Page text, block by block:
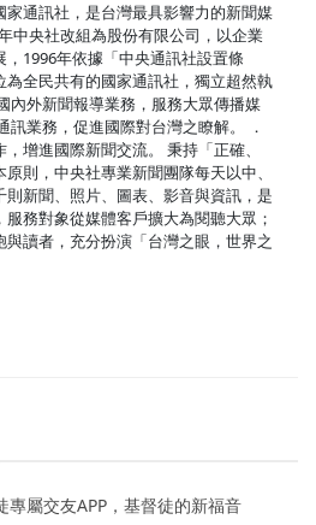
通訊社，是台灣最具影響力的新聞媒
中央社改組為股份有限公司，以企業
1996年依據「中央通訊社設置條
全民共有的國家通訊社，獨立超然執
內外新聞報導業務，服務大眾傳播媒
訊業務，促進國際對台灣之瞭解。 ．
增進國際新聞交流。 秉持「正確、
則，中央社專業新聞團隊每天以中、
新聞、照片、圖表、影音與資訊，是
務對象從媒體客戶擴大為閱聽大眾；
讀者，充分扮演「台灣之眼，世界之
專屬交友APP，基督徒的新福音